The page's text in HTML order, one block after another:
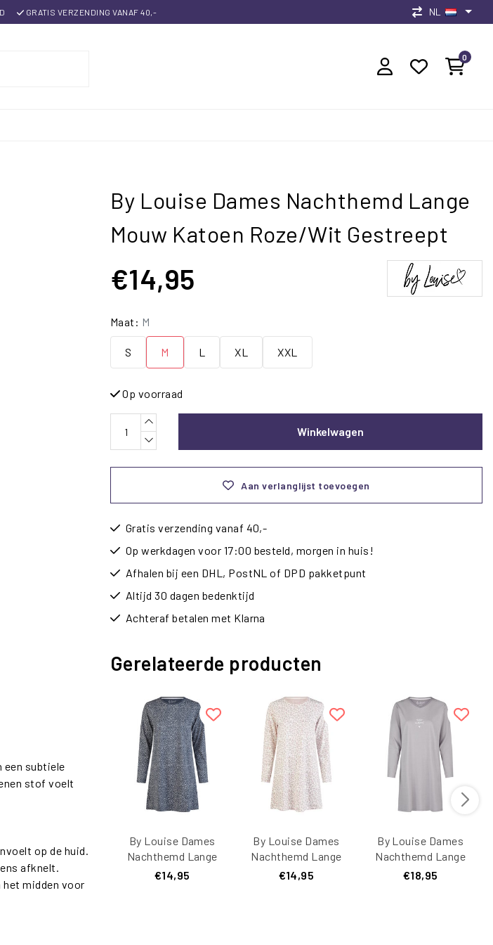
GRATIS VERZENDING VANAF 40,- NL
0
een subtiele
stof voelt
op de huid.
afknelt.
midden voor
By Louise Dames Nachthemd Lange
Mouw Katoen Roze/Wit Gestreept
€14,95
Maat: M
S M L XL XXL
Op voorraad
Winkelwagen
Aan verlanglijst toevoegen
Gratis verzending vanaf 40,-
Op werkdagen voor 17:00 besteld, morgen in huis!
Afhalen bij een DHL, PostNL of DPD pakketpunt
Altijd 30 dagen bedenktijd
Achteraf betalen met Klarna
Gerelateerde producten
By Louise Dames
Nachthemd Lange
Mouw Katoen
€14,95
By Louise Dames
Nachthemd Lange
Mouw Katoen
€14,95
By Louise Dames
Nachthemd Lange
Mouw Katoen Grijs
€18,95